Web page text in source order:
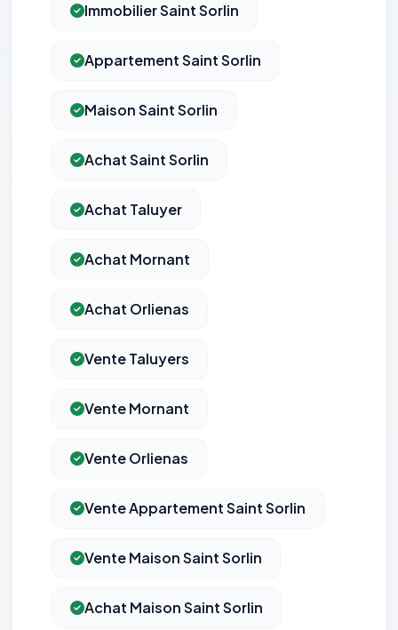
Immobilier Saint Sorlin
Appartement Saint Sorlin
Maison Saint Sorlin
Achat Saint Sorlin
Achat Taluyer
Achat Mornant
Achat Orlienas
Vente Taluyers
Vente Mornant
Vente Orlienas
Vente Appartement Saint Sorlin
Vente Maison Saint Sorlin
Achat Maison Saint Sorlin